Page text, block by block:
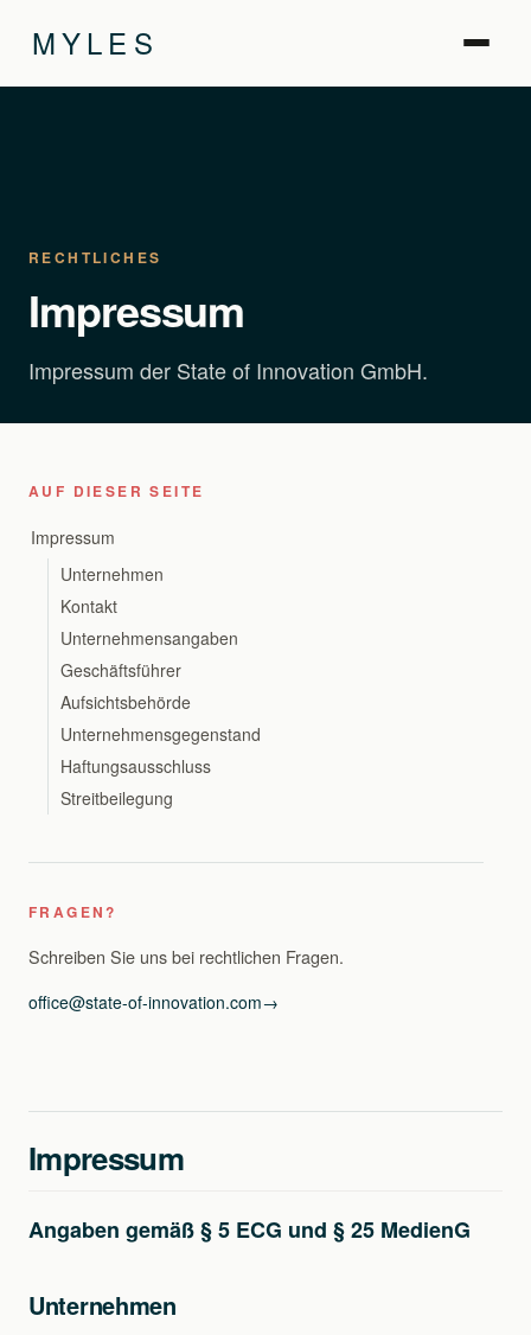
MYLES
RECHTLICHES
Impressum
Impressum der State of Innovation GmbH.
AUF DIESER SEITE
Impressum
Unternehmen
Kontakt
Unternehmensangaben
Geschäftsführer
Aufsichtsbehörde
Unternehmensgegenstand
Haftungsausschluss
Streitbeilegung
FRAGEN?
Schreiben Sie uns bei rechtlichen Fragen.
office@state-of-innovation.com→
Impressum
Angaben gemäß § 5 ECG und § 25 MedienG
Unternehmen